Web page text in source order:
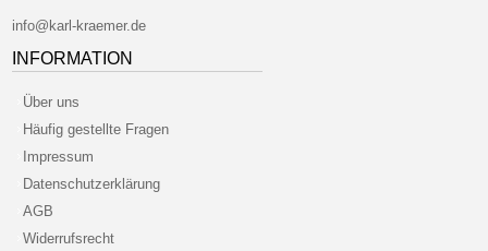
info@karl-kraemer.de
INFORMATION
Über uns
Häufig gestellte Fragen
Impressum
Datenschutzerklärung
AGB
Widerrufsrecht